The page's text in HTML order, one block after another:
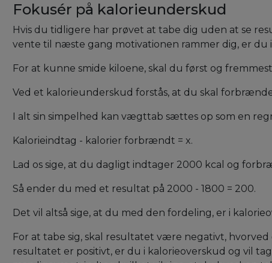
Fokusér på kalorieunderskud
Hvis du tidligere har prøvet at tabe dig uden at se
vente til næste gang motivationen rammer dig, er du
For at kunne smide kiloene, skal du først og
Ved et kalorieunderskud forstås, at du skal
I alt sin simpelhed kan vægttab sættes op som en
Kalorieindtag - kalorier forbrændt = x.
Lad os sige, at du dagligt indtager 2000 kcal og
Så ender du med et resultat på 2000 - 1800 = 200.
Det vil altså sige, at du med den fordeling, er i
For at tabe sig, skal resultatet være negativt,
resultatet er positivt, er du i kalorieoverskud og vil